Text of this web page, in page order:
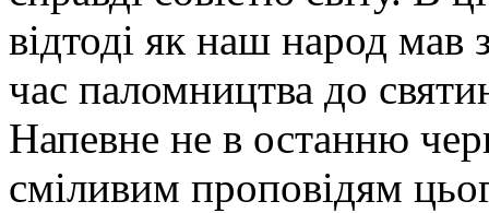
відтоді як наш народ мав
час паломництва до
Напевне не в останню
сміливим проповідям